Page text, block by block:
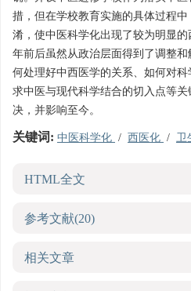
措，但在学校教育实施的具体过程
淆，使中医科学化出现了较为明显
年前后虽然从政治层面得到了调整
何处理好中西医学的关系、如何对
求中医与现代科学结合的切入点等
决，并影响至今。
关键词: 中医科学化 / 西医化 / 卫
HTML全文
参考文献(20)
相关文章